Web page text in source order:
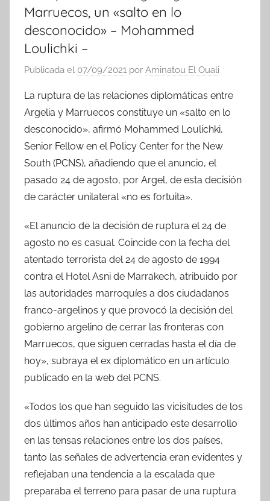
Marruecos, un «salto en lo
desconocido» – Mohammed
Loulichki –
Publicada el 07/09/2021 por Aminatou El Ouali
La ruptura de las relaciones diplomáticas entre
Argelia y Marruecos constituye un «salto en lo
desconocido», afirmó Mohammed Loulichki,
Senior Fellow en el Policy Center for the New
South (PCNS), añadiendo que el anuncio, el
pasado 24 de agosto, por Argel, de esta decisión
de carácter unilateral «no es fortuita».
«El anuncio de la decisión de ruptura el 24 de
agosto no es casual. Coincide con la fecha del
atentado terrorista del 24 de agosto de 1994
contra el Hotel Asni de Marrakech, atribuido por
las autoridades marroquíes a dos ciudadanos
franco-argelinos y que provocó la decisión del
gobierno argelino de cerrar las fronteras con
Marruecos, que siguen cerradas hasta el día de
hoy», subraya el ex diplomático en un artículo
publicado en la web del PCNS.
«Todos los que han seguido las vicisitudes de los
dos últimos años han anticipado este desarrollo
en las tensas relaciones entre los dos países,
tanto las señales de advertencia eran evidentes y
reflejaban una tendencia a la escalada que
preparaba el terreno para pasar de una ruptura